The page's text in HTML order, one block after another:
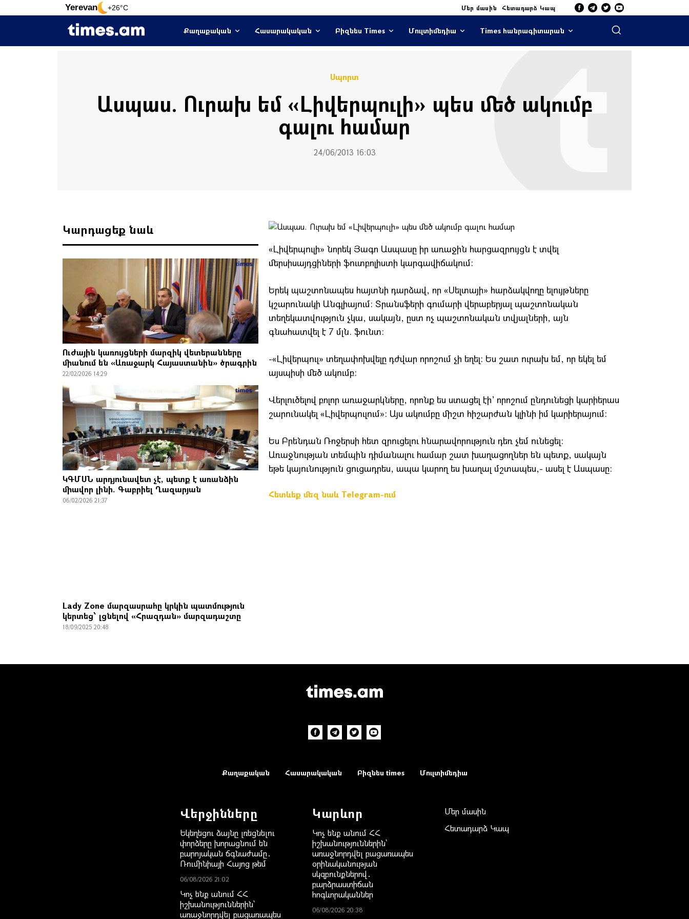
Yerevan +26°C Մեր մասին Հետադարձ Կապ
Քաղաքական Հասարակական Բիզնես Times Մուլտիմեդիա Times հանրագիտարան
Սպորտ
Ասպաս. Ուրախ եմ «Լիվերպուլի» պես մեծ ակումբ
գալու համար
24/06/2013 16:03
Կարդացեք նաև
Ուժային կառույցների մարզիկ վետերանները
միանում են «Առաջարկ Հայաստանին» ծրագրին
22/02/2026 14:29
ԿԳՄՍՆ արդյունավետ չէ, պետք է առանձին
միավոր լինի. Գաբրիել Ղազարյան
06/02/2026 21:37
Lady Zone մարզասրահը կրկին պատմություն
կերտեց՝ լցնելով «Հրազդան» մարզադաշտը
18/09/2025 20:48
«Լիվերպուլի» նորեկ Յագո Ասպասը իր առաջին հարցազրույցն է տվել
մերսիսայդցիների ֆուտբոլիստի կարգավիճակում:
Երեկ պաշտոնապես հայտնի դարձավ, որ «Սելտայի» հարձակվողը ելույթները
կշարունակի Անգլիայում: Տրանսֆերի գումարի վերաբերյալ պաշտոնական
տեղեկատվություն չկա, սակայն, ըստ ոչ պաշտոնական տվյալների, այն
գնահատվել է 7 մլն. ֆունտ:
-«Լիվերպուլ» տեղափոխվելը դժվար որոշում չի եղել: Ես շատ ուրախ եմ, որ եկել եմ
այսպիսի մեծ ակումբ:
Վերլուծելով բոլոր առաջարկները, որոնք ես ստացել էի’ որոշում ընդունեցի կարիերաս
շարունակել «Լիվերպուլում»: Այս ակումբը միշտ հիշարժան կլինի իմ կարիերայում:
Ես Բրենդան Ռոջերսի հետ զրուցելու հնարավորություն դեռ չեմ ունեցել:
Առաջնության տեմպին դիմանալու համար շատ խաղացողներ են պետք, սակայն
եթե կայունություն ցուցադրես, ապա կարող ես խաղալ մշտապես,- ասել է Ասպասը:
Հետևեք մեզ նաև Telegram-ում
Քաղաքական Հասարակական Բիզնես times Մուլտիմեդիա
Վերջինները
Եկեղեցու ձայնը լռեցնելու
փորձերը խորացնում են
բարոյական ճգնաժամը․
Ռումինիայի Հայոց թեմ
06/08/2026 21:02
Կոչ ենք անում ՀՀ
իշխանություններին`
առաջնորդվել բացառապես
Կարևոր
Կոչ ենք անում ՀՀ
իշխանություններին`
առաջնորդվել բացառապես
օրինականության
սկզբունքներով․
բարձրաստիճան
հոգևորականներ
06/08/2026 20:38
Մեր մասին
Հետադարձ Կապ